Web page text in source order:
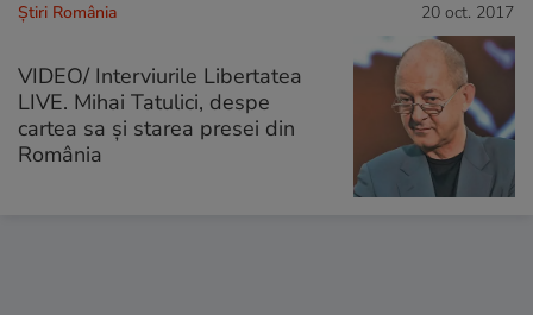
Știri România 20 oct. 2017
VIDEO/ Interviurile Libertatea
LIVE. Mihai Tatulici, despe
cartea sa și starea presei din
România